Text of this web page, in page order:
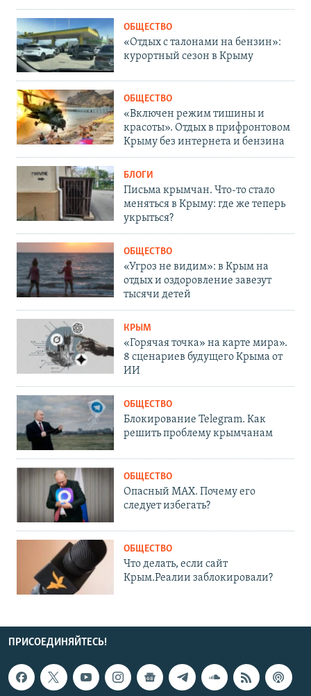
ОБЩЕСТВО
«Отдых с талонами на бензин»:
курортный сезон в Крыму
ОБЩЕСТВО
«Включен режим тишины и
красоты». Отдых в прифронтовом
Крыму без интернета и бензина
БЛОГИ
Письма крымчан. Что-то стало
меняться в Крыму: где же теперь
укрыться?
ОБЩЕСТВО
«Угроз не видим»: в Крым на
отдых и оздоровление завезут
тысячи детей
КРЫМ
«Горячая точка» на карте мира».
8 сценариев будущего Крыма от
ИИ
ОБЩЕСТВО
Блокирование Telegram. Как
решить проблему крымчанам
ОБЩЕСТВО
Опасный MAX. Почему его
следует избегать?
ОБЩЕСТВО
Что делать, если сайт
Крым.Реалии заблокировали?
ПРИСОЕДИНЯЙТЕСЬ!